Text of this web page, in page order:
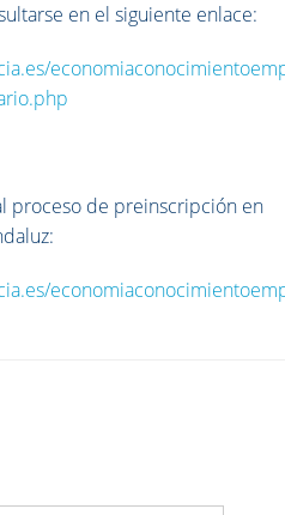
en el siguiente enlace:
proceso de preinscripción en